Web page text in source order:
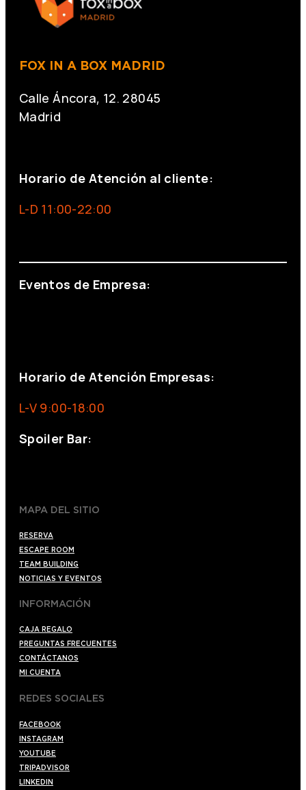
FOX IN A BOX MADRID
Calle Áncora, 12. 28045
Madrid
Horario de Atención al cliente:
L-D 11:00-22:00
Eventos de Empresa:
Horario de Atención Empresas:
L-V 9:00-18:00
Spoiler Bar:
MAPA DEL SITIO
RESERVA
ESCAPE ROOM
TEAM BUILDING
NOTICIAS Y EVENTOS
INFORMACIÓN
CAJA REGALO
PREGUNTAS FRECUENTES
CONTÁCTANOS
MI CUENTA
REDES SOCIALES
FACEBOOK
INSTAGRAM
YOUTUBE
TRIPADVISOR
LINKEDIN